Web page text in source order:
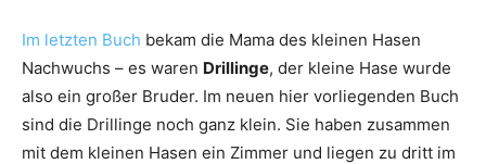
Im letzten Buch bekam die Mama des kleinen Hasen
Nachwuchs – es waren Drillinge, der kleine Hase wurde
also ein großer Bruder. Im neuen hier vorliegenden Buch
sind die Drillinge noch ganz klein. Sie haben zusammen
mit dem kleinen Hasen ein Zimmer und liegen zu dritt im